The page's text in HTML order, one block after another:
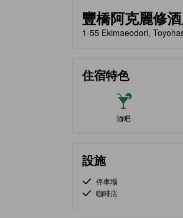
豐橋阿克麗修
tooltip
金星評級由夥伴網站提供，
1-55 Ekimaeodori,
住宿特色
酒吧
設施
停車場
咖啡店